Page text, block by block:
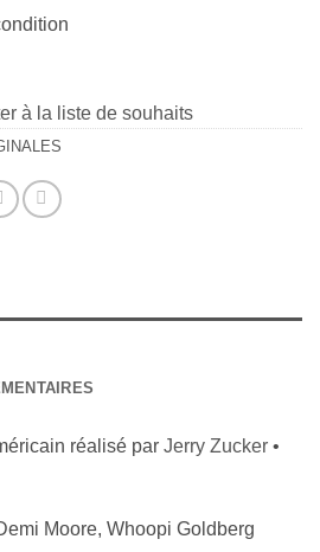
à la liste de souhaits
réalisé par Jerry Zucker •
Moore, Whoopi Goldberg